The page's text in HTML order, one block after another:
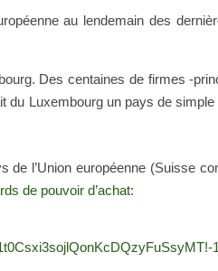
au lendemain des
Des centaines de firmes -
Luxembourg un pays de
l’Union européenne (Suisse
de pouvoir d’achat: